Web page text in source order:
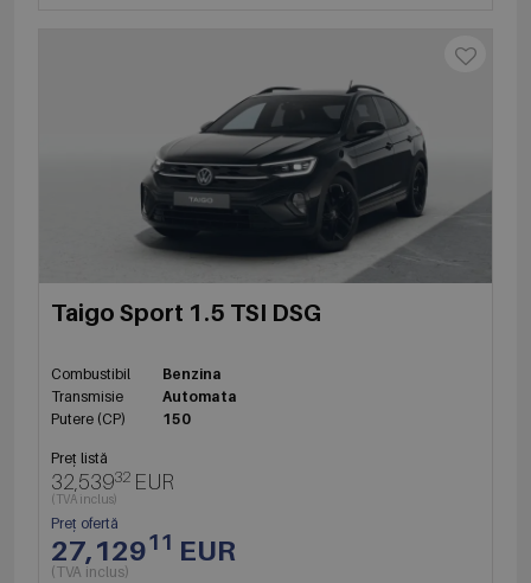
Taigo Sport 1.5 TSI DSG
Combustibil
Benzina
Transmisie
Automata
Putere (CP)
150
Preț listă
32,53932 EUR
(TVA inclus)
Preț ofertă
27,12911 EUR
(TVA inclus)